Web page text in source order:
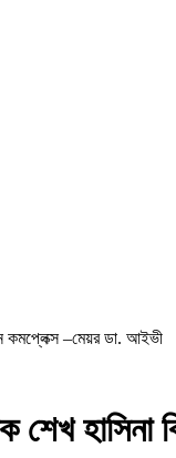
কমপ্লেক্স –মেয়র ডা. আইভী
শেখ